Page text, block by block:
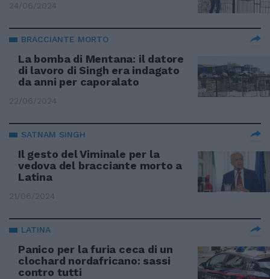
24/06/2024
BRACCIANTE MORTO
La bomba di Mentana: il datore
di lavoro di Singh era indagato
da anni per caporalato
22/06/2024
SATNAM SINGH
Il gesto del Viminale per la
vedova del bracciante morto a
Latina
21/06/2024
LATINA
Panico per la furia ceca di un
clochard nordafricano: sassi
contro tutti